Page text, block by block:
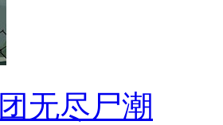
无尽尸潮